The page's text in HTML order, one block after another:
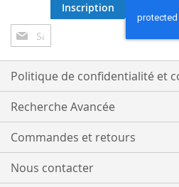
Inscription
à
notre
lettre
d’information
:
Inscription
Politique de confidentialité et
Recherche Avancée
Commandes et retours
Nous contacter